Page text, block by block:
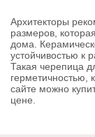
Архитекторы
размеров,
дома.
устойчивостью к
Такая черепица
герметичностью,
сайте можно
цене.